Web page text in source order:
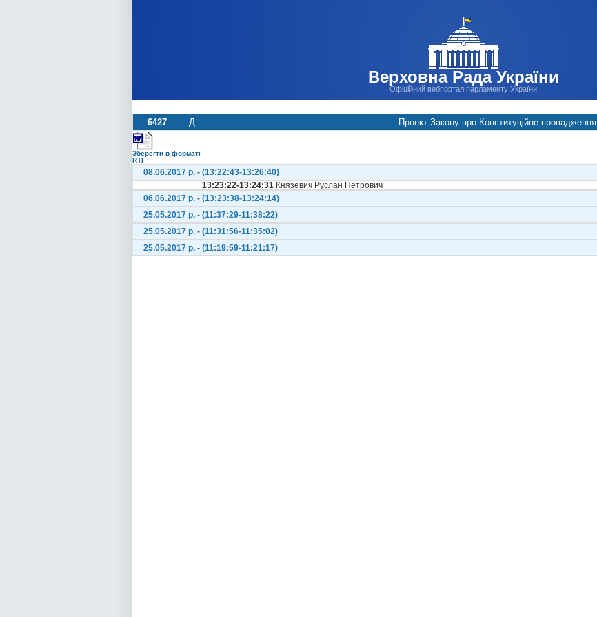
Верховна Рада України
Офіційний вебпортал парламенту України
6427 Д Проект Закону про Конституційне провадження
Зберегти в форматі
RTF
08.06.2017 р. - (13:22:43-13:26:40)
13:23:22-13:24:31 Князевич Руслан Петрович
06.06.2017 р. - (13:23:38-13:24:14)
25.05.2017 р. - (11:37:29-11:38:22)
25.05.2017 р. - (11:31:56-11:35:02)
25.05.2017 р. - (11:19:59-11:21:17)